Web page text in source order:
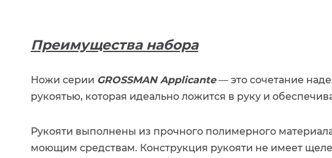
Преимущества набора
Ножи серии GROSSMAN Applicante — это сочетание
рукоятью, которая идеально ложится в руку и
Рукояти выполнены из прочного полимерного
моющим средствам. Конструкция рукояти не имеет